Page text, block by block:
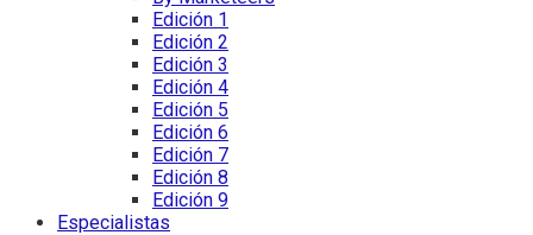
Edición 1
Edición 2
Edición 3
Edición 4
Edición 5
Edición 6
Edición 7
Edición 8
Edición 9
Especialistas